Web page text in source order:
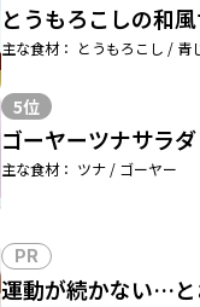
とうもろこしの和
主な食材： とうもろこし / 青
5位
ゴーヤーツナサラダ
主な食材： ツナ / ゴーヤー
PR
運動が続かない…